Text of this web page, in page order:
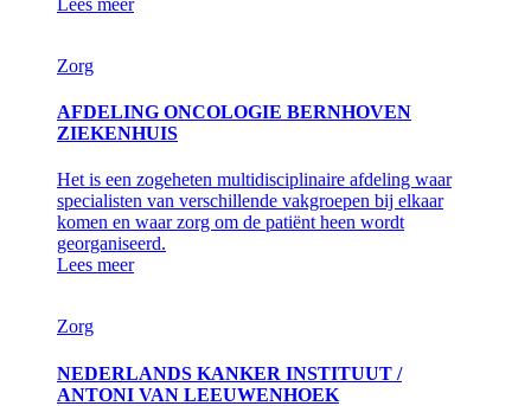
Zorg
AFDELING ONCOLOGIE BERNHOVEN
ZIEKENHUIS
Het is een zogeheten multidisciplinaire afdeling waar
specialisten van verschillende vakgroepen bij elkaar
komen en waar zorg om de patiënt heen wordt
georganiseerd.
Lees meer
Zorg
NEDERLANDS KANKER INSTITUUT /
ANTONI VAN LEEUWENHOEK